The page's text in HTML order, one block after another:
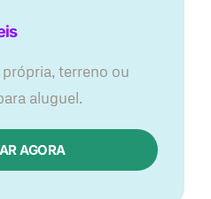
terreno ou
aluguel.
AGORA​